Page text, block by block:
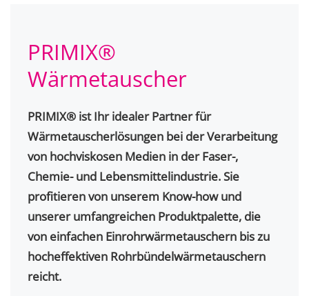
PRIMIX®
Wärmetauscher
PRIMIX® ist Ihr idealer Partner für
Wärmetauscherlösungen bei der Verarbeitung
von hochviskosen Medien in der Faser-,
Chemie- und Lebensmittelindustrie. Sie
profitieren von unserem Know-how und
unserer umfangreichen Produktpalette, die
von einfachen Einrohrwärmetauschern bis zu
hocheffektiven Rohrbündelwärmetauschern
reicht.